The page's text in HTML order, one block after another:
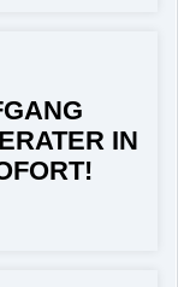
IN